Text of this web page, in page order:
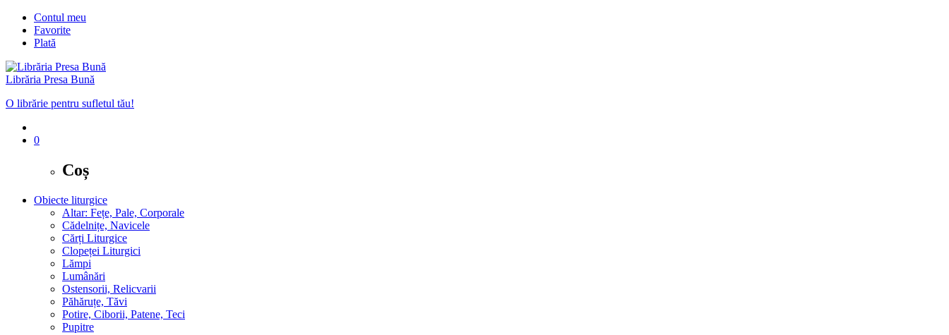
Contul meu
Favorite
Plată
Librăria Presa Bună
O librărie pentru sufletul tău!
0
Coș
Obiecte liturgice
Altar: Fețe, Pale, Corporale
Cădelnițe, Navicele
Cărți Liturgice
Clopeței Liturgici
Lămpi
Lumânări
Ostensorii, Relicvarii
Păhăruțe, Tăvi
Potire, Ciborii, Patene, Teci
Pupitre